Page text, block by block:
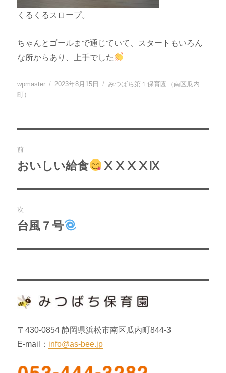
くるくるスロープ。
ちゃんとゴールまで通じていて、スタートもいろん
な所からあり、上手でした
投
稿
wpmaster
投
2023年8月15日
カ
みつばち第１保育園（南区瓜内
町）
稿
ビ
ゲ
ー
ン
前
過
の
投
稿:
おいしい給食 ⅩⅩⅩⅩⅨ
次
次
投
台風７号
〒430-0854 静岡県浜松市南区瓜内町844-3
E-mail： info@as-bee.jp